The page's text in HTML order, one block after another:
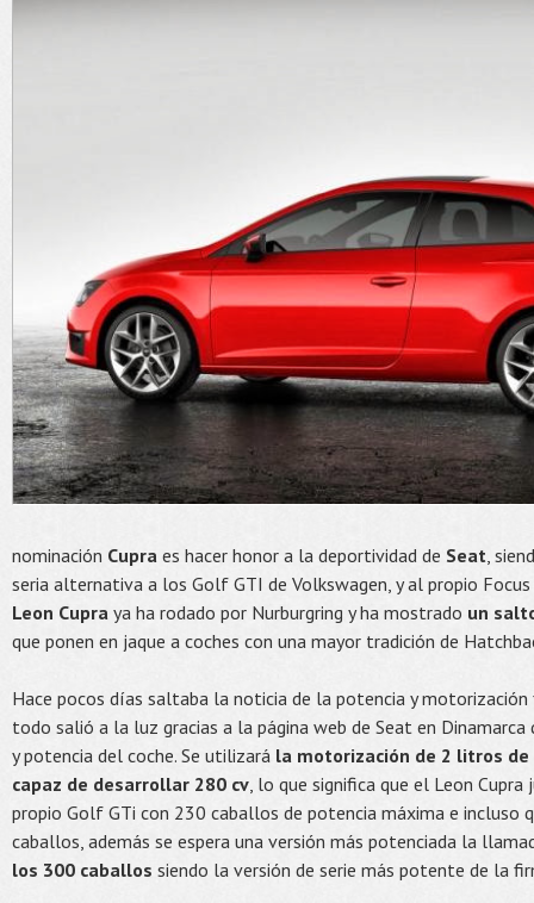
nominación Cupra es hacer honor a la deportividad de Seat,
seria alternativa a los Golf GTI de Volkswagen, y al propio
Leon Cupra ya ha rodado por Nurburgring y ha mostrado un
que ponen en jaque a coches con una mayor tradición de
Hace pocos días saltaba la noticia de la potencia y
todo salió a la luz gracias a la página web de Seat en
y potencia del coche. Se utilizará la motorización de 2 litros
capaz de desarrollar 280 cv, lo que significa que el Leon
propio Golf GTi con 230 caballos de potencia máxima e incluso
caballos, además se espera una versión más potenciada la
los 300 caballos siendo la versión de serie más potente de la